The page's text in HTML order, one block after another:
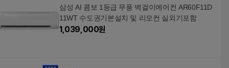
삼성 AI 콤보 1등급 무풍 벽걸이에어컨 AR60F11D
11WT 수도권기본설치 및 리모컨 실외기포함
1,039,000원